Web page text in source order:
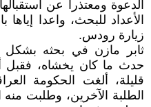
الدعوة ومعتذرا عن
الأعداد للبحث، واعدا
زيارة رودس.
ثابر مازن في بحثه بشكل
حدث ما كان يخشاه، فقبل
قليلة، ألغت الحكومة
الطلبة الآخرين، وطلبت منه